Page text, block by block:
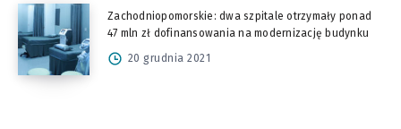
Zachodniopomorskie: dwa szpitale otrzymały ponad
47 mln zł dofinansowania na modernizację budynku
20 grudnia 2021